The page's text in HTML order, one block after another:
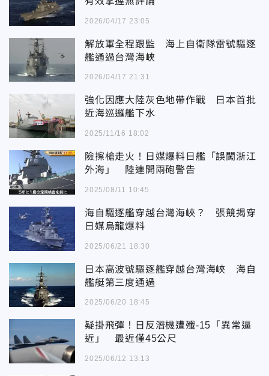
2026/04/17 23:05
解放軍全程跟監 海上自衛隊雷號驅逐
艦通過台灣海峽
2026/04/17 21:31
強化因應大陸灰色地帶作戰 日本首批
近海巡邏艦下水
2025/11/16 18:02
險擦槍走火！日媒爆料日艦「誤闖浙江
外海」 陸連開兩砲警告
2025/08/11 10:45
海自驅逐艦穿越台灣海峽？ 張競揭穿
日媒烏龍爆料
2025/06/21 18:30
日本高波號驅逐艦穿越台灣海峽 海自
艦艇第三度通過
2025/06/20 18:45
疑掛飛彈！日反潛機遭殲-15「異常逼
近」 最近僅45公尺
2025/06/12 13:13